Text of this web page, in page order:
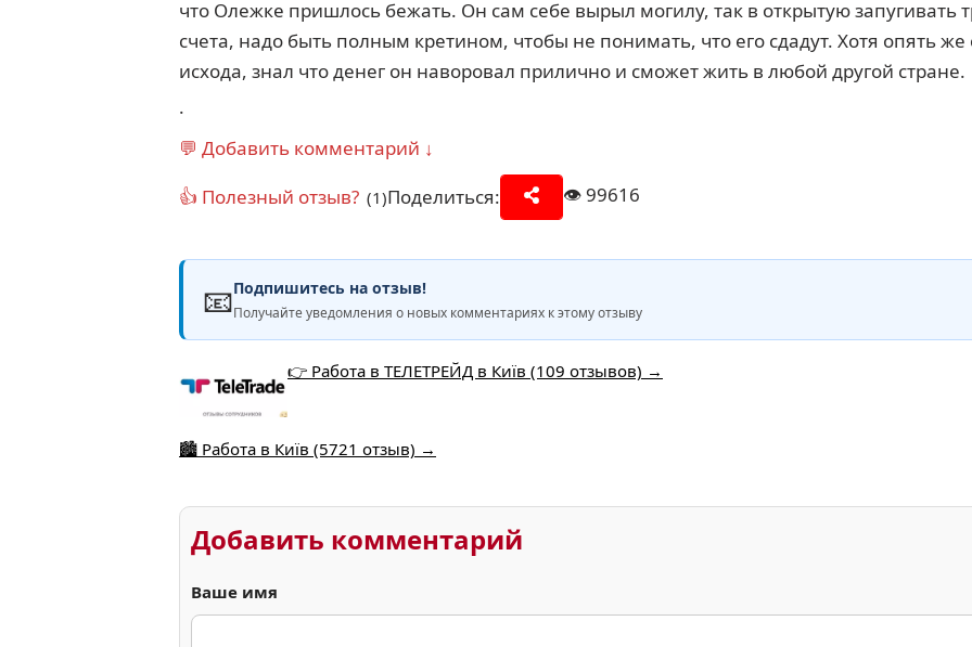
что Олежке пришлось бежать. Он сам себе вырыл могилу, так в открытую запугивать
счета, надо быть полным кретином, чтобы не понимать, что его сдадут. Хотя опять
исхода, знал что денег он наворовал прилично и сможет жить в любой другой стране.
.
💬 Добавить комментарий ↓
👍 Полезный отзыв? (1)Поделиться: 👁️99616
📧Подпишитесь на отзыв!
Получайте уведомления о новых комментариях к этому отзыву
👉 Работа в ТЕЛЕТРЕЙД в Київ (109 отзывов) →
🏙️ Работа в Київ (5721 отзыв) →
Добавить комментарий
Ваше имя